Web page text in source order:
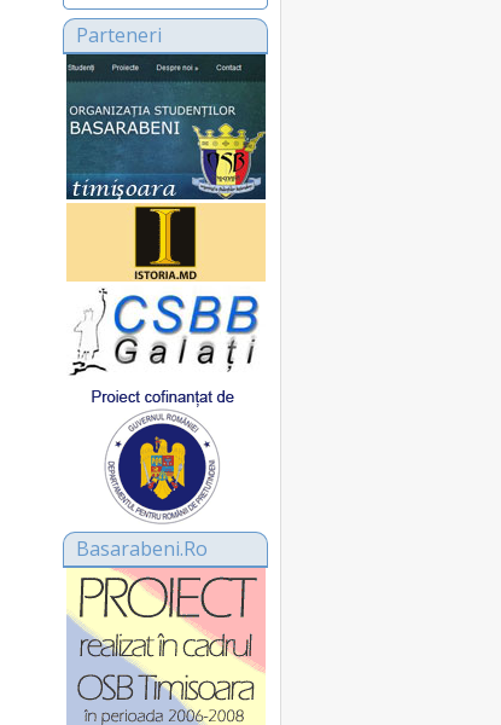
Parteneri
Basarabeni.Ro